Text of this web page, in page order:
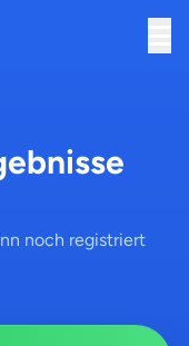
noch registriert